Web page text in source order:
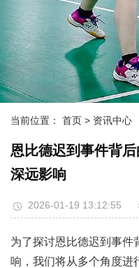
当前位置： 首页 > 资讯中心
恩比德迟到事件背
深远影响
2026-01-19 13:12:55
为了探讨恩比德迟到事件
响，我们将从多个角度进